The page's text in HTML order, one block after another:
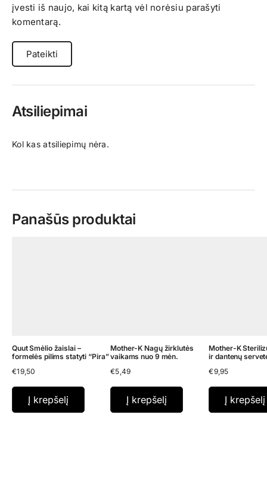
įvesti iš naujo, kai kitą kartą vėl norėsiu parašyti
komentarą.
Atsiliepimai
Kol kas atsiliepimų nėra.
Panašūs produktai
Quut Smėlio žaislai –
formelės pilims statyti “Pira”
€19,50
Į krepšelį
Mother-K Nagų žirklutės
vaikams nuo 9 mėn.
€5,49
Į krepšelį
Mother-K
ir dantenų
€9,95
Į krepšelį